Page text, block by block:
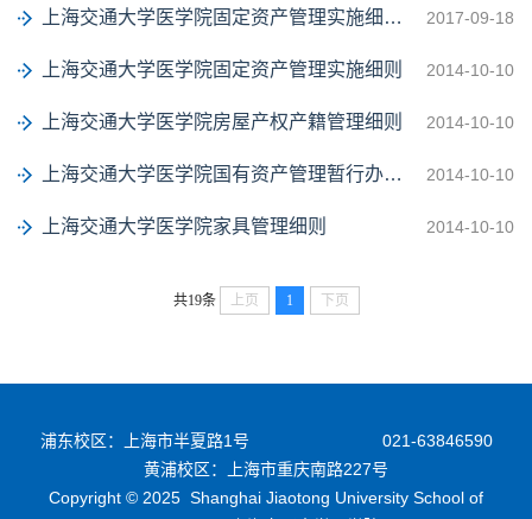
上海交通大学医学院固定资产管理实施细则（2017年修订） 2017-09-18
上海交通大学医学院固定资产管理实施细则 2014-10-10
上海交通大学医学院房屋产权产籍管理细则 2014-10-10
上海交通大学医学院国有资产管理暂行办法（文件） 2014-10-10
上海交通大学医学院家具管理细则 2014-10-10
共19条 上页 1 下页
浦东校区：上海市半夏路1号 021-63846590
黄浦校区：上海市重庆南路227号
Copyright © 2025 Shanghai Jiaotong University School of